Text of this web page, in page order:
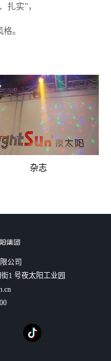
扎实”，
。
杂志
公司
1 号夜太阳工业园